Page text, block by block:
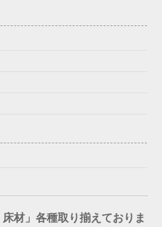
材」各種取り揃えておりま